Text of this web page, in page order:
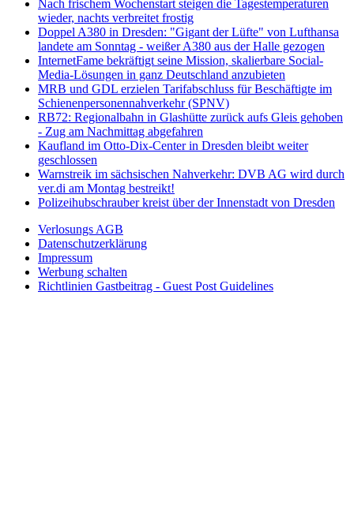
Nach frischem Wochenstart steigen die Tagestemperaturen
wieder, nachts verbreitet frostig
Doppel A380 in Dresden: "Gigant der Lüfte" von Lufthansa
landete am Sonntag - weißer A380 aus der Halle gezogen
InternetFame bekräftigt seine Mission, skalierbare Social-
Media-Lösungen in ganz Deutschland anzubieten
MRB und GDL erzielen Tarifabschluss für Beschäftigte im
Schienenpersonennahverkehr (SPNV)
RB72: Regionalbahn in Glashütte zurück aufs Gleis gehoben
- Zug am Nachmittag abgefahren
Kaufland im Otto-Dix-Center in Dresden bleibt weiter
geschlossen
Warnstreik im sächsischen Nahverkehr: DVB AG wird durch
ver.di am Montag bestreikt!
Polizeihubschrauber kreist über der Innenstadt von Dresden
Verlosungs AGB
Datenschutzerklärung
Impressum
Werbung schalten
Richtlinien Gastbeitrag - Guest Post Guidelines